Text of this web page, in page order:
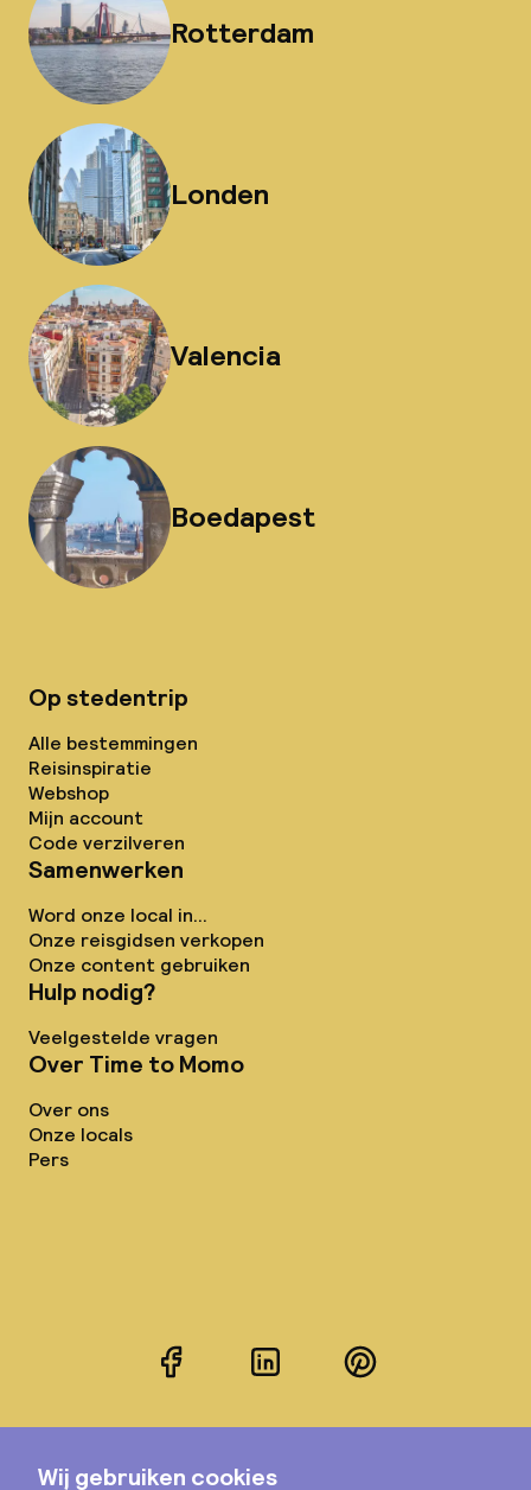
Rotterdam
Londen
Valencia
Boedapest
Op stedentrip
Alle bestemmingen
Reisinspiratie
Webshop
Mijn account
Code verzilveren
Samenwerken
Word onze local in...
Onze reisgidsen verkopen
Onze content gebruiken
Hulp nodig?
Veelgestelde vragen
Over Time to Momo
Over ons
Onze locals
Pers
FacebookLinkedInPinterest
Instagram